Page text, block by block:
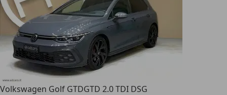
Volkswagen Golf GTDGTD 2.0 TDI DSG